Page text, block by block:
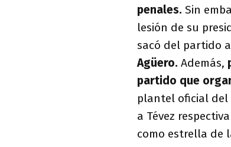
penales. Sin
lesión de su
sacó del partido
Agüero. Además,
partido que
plantel oficial del
a Tévez
como estrella de